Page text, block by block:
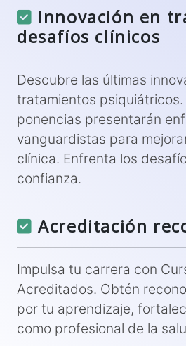
Innovación en
desafíos clínicos
Descubre las últimas
tratamientos
ponencias presentarán
vanguardistas para
clínica. Enfrenta los
confianza.
Acreditación
Impulsa tu carrera con
Acreditados. Obtén
por tu aprendizaje,
como profesional de la